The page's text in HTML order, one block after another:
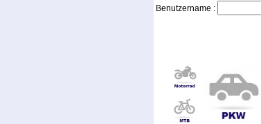
Benutzername :